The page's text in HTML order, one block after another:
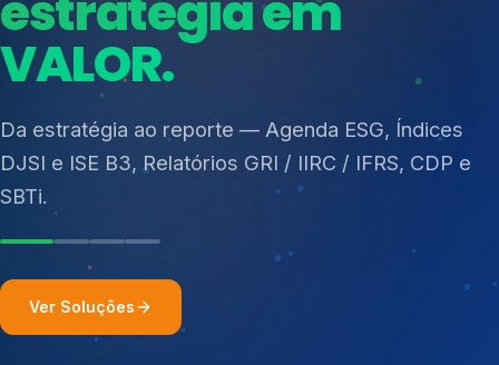
Consultoria, auditoria e treinamentos em ISO 27001,
ISO 27701, ISO 42001, ISO 37001, ISO 9001, ISO
14001, ISO 45001, ONA e PNQ — Gestão de
resíduos sólidos (PGRS/PMGRS).
Mudanças Climáticas
Reputação e Cadeia
Reporte Regulatório
Ver Soluções